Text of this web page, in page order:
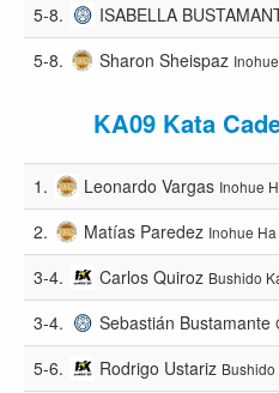
5-8. ISABELLA
5-8. Sharon Sheispaz
KA09 Kata
1. Leonardo Vargas Inohue
2. Matías Paredez Inohue
3-4. Carlos Quiroz Bushido
3-4. Sebastián Bustamante
5-6. Rodrigo Ustariz Bushido